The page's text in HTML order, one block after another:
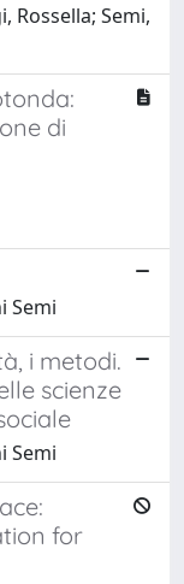
Rossella; Semi,
di
Semi
i metodi.
scienze
Semi
for